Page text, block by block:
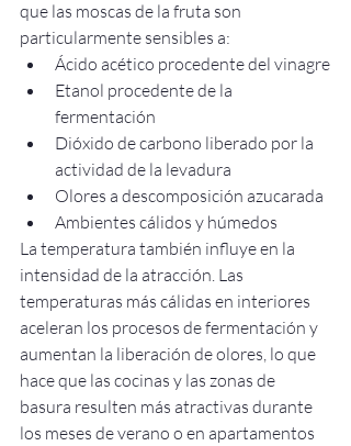
que las moscas de la fruta son
particularmente sensibles a:
Ácido acético procedente del vinagre
Etanol procedente de la
fermentación
Dióxido de carbono liberado por la
actividad de la levadura
Olores a descomposición azucarada
Ambientes cálidos y húmedos
La temperatura también influye en la
intensidad de la atracción. Las
temperaturas más cálidas en interiores
aceleran los procesos de fermentación y
aumentan la liberación de olores, lo que
hace que las cocinas y las zonas de
basura resulten más atractivas durante
los meses de verano o en apartamentos